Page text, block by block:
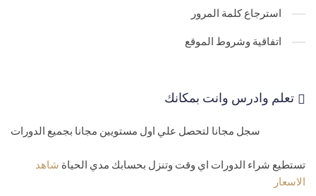
استرجاع كلمة المرور
اتفاقية وشروط الموقع
تعلم وادرس وانت بمكانك
سجل مجانا لتحصل علي اول مستويين مجانا بجميع الدورات
تستطيع شراء الدورات اي وقت وتنزل بحسابك مدي الحياة شاهد
الاسعار